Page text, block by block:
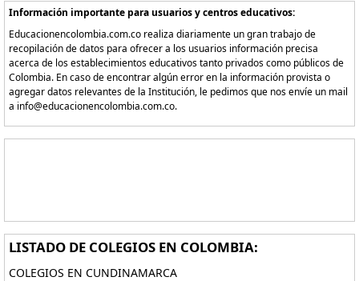
Información importante para usuarios y centros educativos:
Educacionencolombia.com.co realiza diariamente un gran trabajo de
recopilación de datos para ofrecer a los usuarios información precisa
acerca de los establecimientos educativos tanto privados como públicos de
Colombia. En caso de encontrar algún error en la información provista o
agregar datos relevantes de la Institución, le pedimos que nos envíe un mail
a info@educacionencolombia.com.co.
LISTADO DE COLEGIOS EN COLOMBIA:
COLEGIOS EN CUNDINAMARCA